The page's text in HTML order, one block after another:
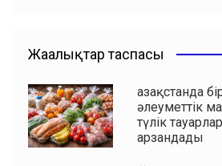
Жаңалықтар таспасы
Қазақстанда
әлеуметтік
түлік
арзандады